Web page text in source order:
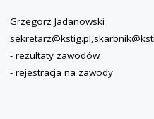
Grzegorz Jadanowski
- rezultaty zawodów
- rejestracja na zawody